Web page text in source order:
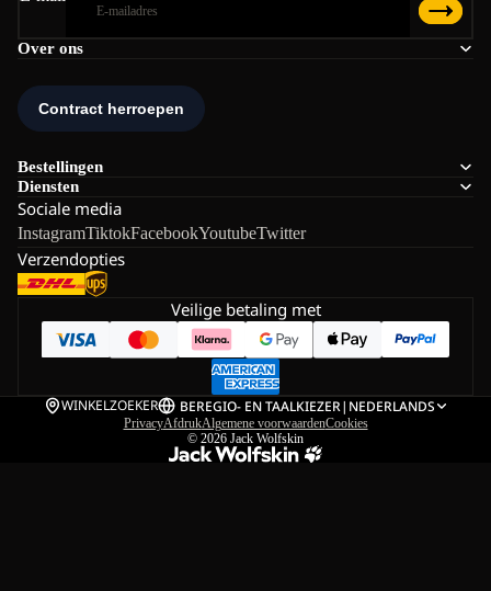
Over ons
Bestellingen
Diensten
Sociale media
InstagramTiktokFacebookYoutubeTwitter
Verzendopties
Veilige betaling met
WINKELZOEKER BEREGIO- EN TAALKIEZER| NEDERLANDS
PrivacyAfdrukAlgemene voorwaardenCookies
© 2026 Jack Wolfskin